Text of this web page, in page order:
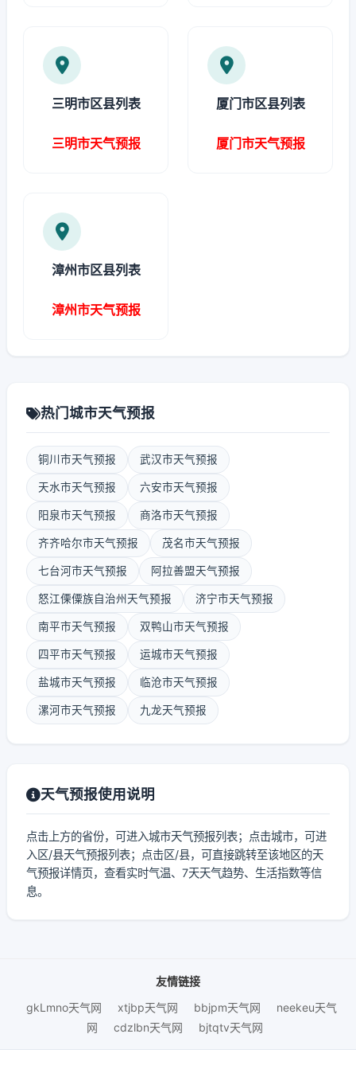
三明市区县列表
三明市天气预报
厦门市区县列表
厦门市天气预报
漳州市区县列表
漳州市天气预报
热门城市天气预报
铜川市天气预报 武汉市天气预报
天水市天气预报 六安市天气预报
阳泉市天气预报 商洛市天气预报
齐齐哈尔市天气预报 茂名市天气预报
七台河市天气预报 阿拉善盟天气预报
怒江傈僳族自治州天气预报 济宁市天气预报
南平市天气预报 双鸭山市天气预报
四平市天气预报 运城市天气预报
盐城市天气预报 临沧市天气预报
漯河市天气预报 九龙天气预报
天气预报使用说明
点击上方的省份，可进入城市天气预报列表；点击城市，可进
入区/县天气预报列表；点击区/县，可直接跳转至该地区的天
气预报详情页，查看实时气温、7天天气趋势、生活指数等信
息。
友情链接
gkLmno天气网
xtjbp天气网 bbjpm天气网
neekeu天气
网
cdzlbn天气网 bjtqtv天气网